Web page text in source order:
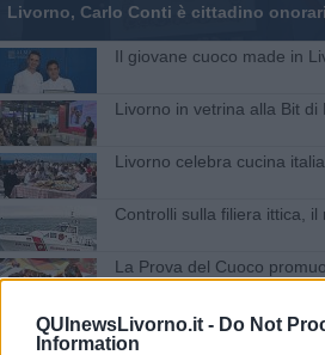
QUInewsLivorno.it - Do Not
Information
Livorno, Carlo Conti è cittadino
Il giovane cuoco made in
Livorno in vetrina alla Bit di
Livorno celebra cucina
Controlli sulla filiera ittica, il
La Prova del Cuoco
Livorno ha un altro chef